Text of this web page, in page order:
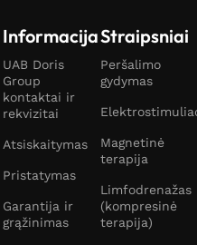
Informacija
UAB Doris
Group
kontaktai ir
rekvizitai
Atsiskaitymas
Pristatymas
Garantija ir
grąžinimas
Straipsniai
Peršalimo
gydymas
Magnetinė
terapija
Limfodrenažas
(kompresinė
terapija)